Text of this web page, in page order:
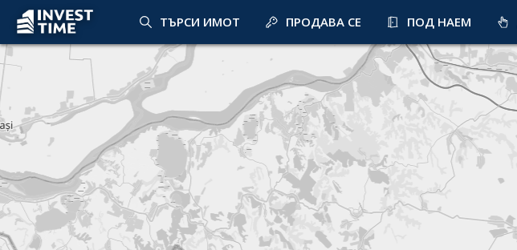
ТЪРСИ ИМОТ ПРОДАВА СЕ ПОД НАЕМ